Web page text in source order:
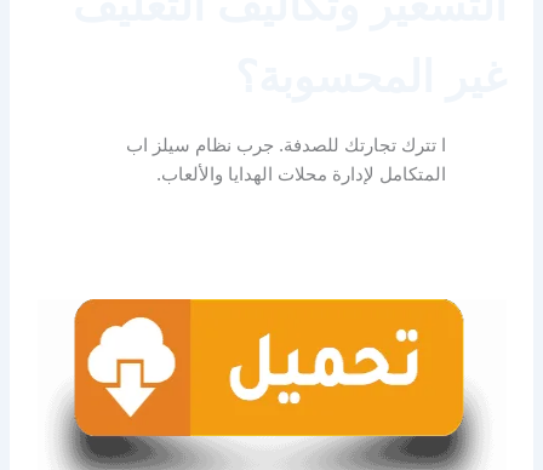
ا تترك تجارتك للصدفة. جرب نظام سيلز اب
المتكامل لإدارة محلات الهدايا والألعاب.